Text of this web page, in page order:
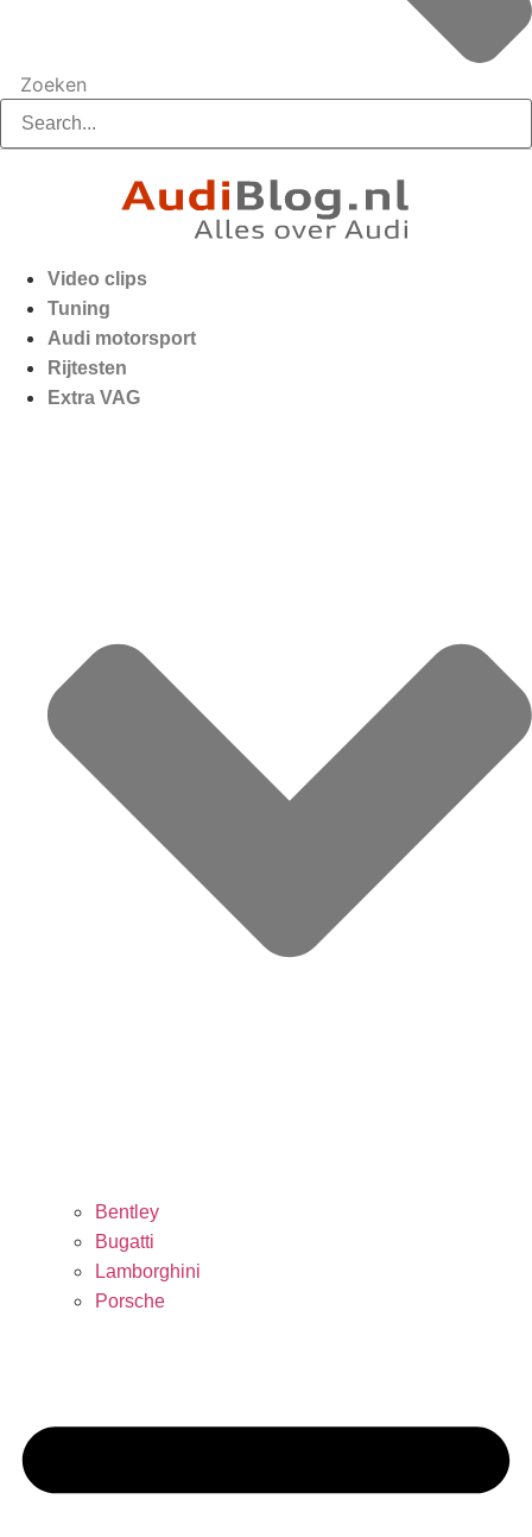
Zoeken
Video clips
Tuning
Audi motorsport
Rijtesten
Extra VAG
Bentley
Bugatti
Lamborghini
Porsche